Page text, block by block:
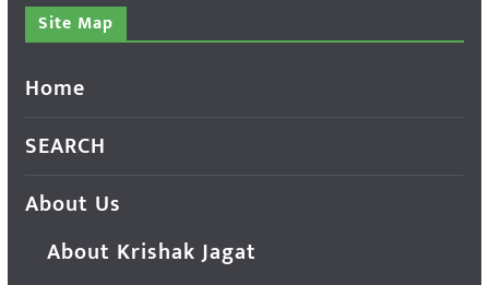
Site Map
Home
SEARCH
About Us
About Krishak Jagat